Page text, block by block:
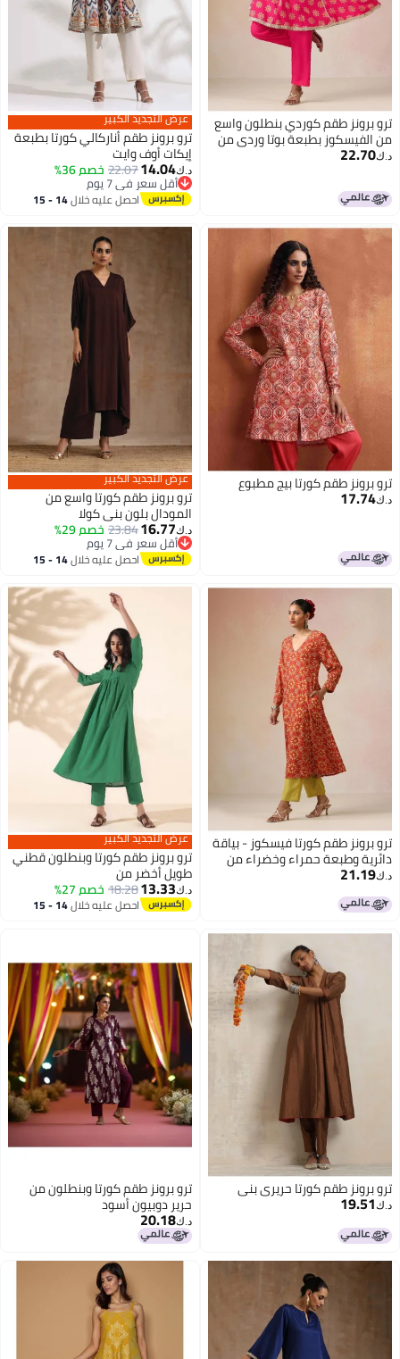
ترو برونز طقم كوردي بنطلون واسع
من الفيسكوز بطبعة بوتا وردي من
ترو براونز
د.ك‏22.70
عرض التجديد الكبير
ترو برونز طقم أناركالي كورتا بطبعة
إيكات أوف وايت
د.ك‏14.04
22.07خصم 36%
أقل سعر في 7 يوم
أقل سعر في 7 يوماحصل عليه خلال 14 - 15
ترو برونز طقم كورتا بيج مطبوع
د.ك‏17.74
عرض التجديد الكبير
ترو برونز طقم كورتا واسع من
المودال بلون بني كولا
د.ك‏16.77
23.84خصم 29%
أقل سعر في 7 يوم
أقل سعر في 7 يوماحصل عليه خلال 14 - 15
ترو برونز طقم كورتا فيسكوز - بياقة
دائرية وطبعة حمراء وخضراء من
د.ك‏21.19
عرض التجديد الكبير
ترو برونز طقم كورتا وبنطلون قطني
طويل أخضر من
د.ك‏13.33
18.28خصم 27%
احصل عليه خلال 14 - 15
ترو برونز طقم كورتا حريري بني
د.ك‏19.51
ترو برونز طقم كورتا وبنطلون من
حرير دوبيون أسود
د.ك‏20.18